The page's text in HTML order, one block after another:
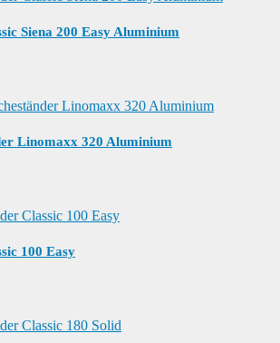
Siena 200 Easy Aluminium
Linomaxx 320 Aluminium
100 Easy